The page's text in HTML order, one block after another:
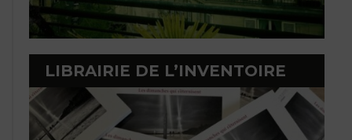
LIBRAIRIE DE L’INVENTOIRE